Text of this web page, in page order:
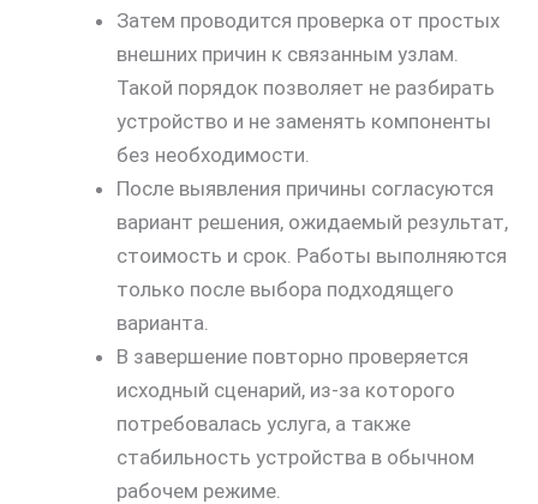
Затем проводится проверка от простых
внешних причин к связанным узлам.
Такой порядок позволяет не разбирать
устройство и не заменять компоненты
без необходимости.
После выявления причины согласуются
вариант решения, ожидаемый результат,
стоимость и срок. Работы выполняются
только после выбора подходящего
варианта.
В завершение повторно проверяется
исходный сценарий, из-за которого
потребовалась услуга, а также
стабильность устройства в обычном
рабочем режиме.
скидку
30%